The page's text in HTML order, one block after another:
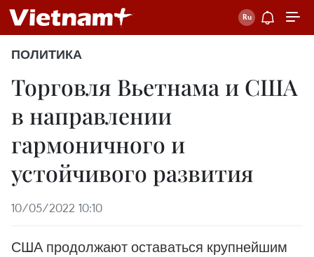
ПОЛИТИКА
Торговля Вьетнама и США
в направлении
гармоничного и
устойчивого развития
10/05/2022 10:10
США продолжают оставаться крупнейшим